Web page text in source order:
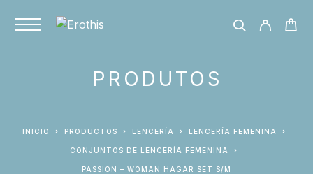
PRODUTOS
INICIO PRODUCTOS LENCERÍA LENCERÍA FEMENINA
CONJUNTOS DE LENCERÍA FEMENINA
PASSION – WOMAN HAGAR SET S/M